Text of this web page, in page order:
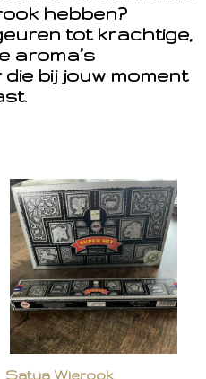
hebben?
tot krachtige,
aroma’s
bij jouw moment
Satya Wierook